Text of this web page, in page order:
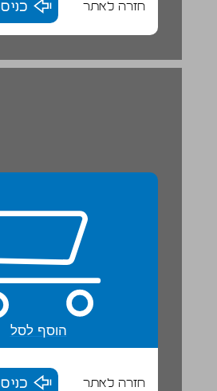
חזרה לאתר
הוסף לסל
חזרה לאתר